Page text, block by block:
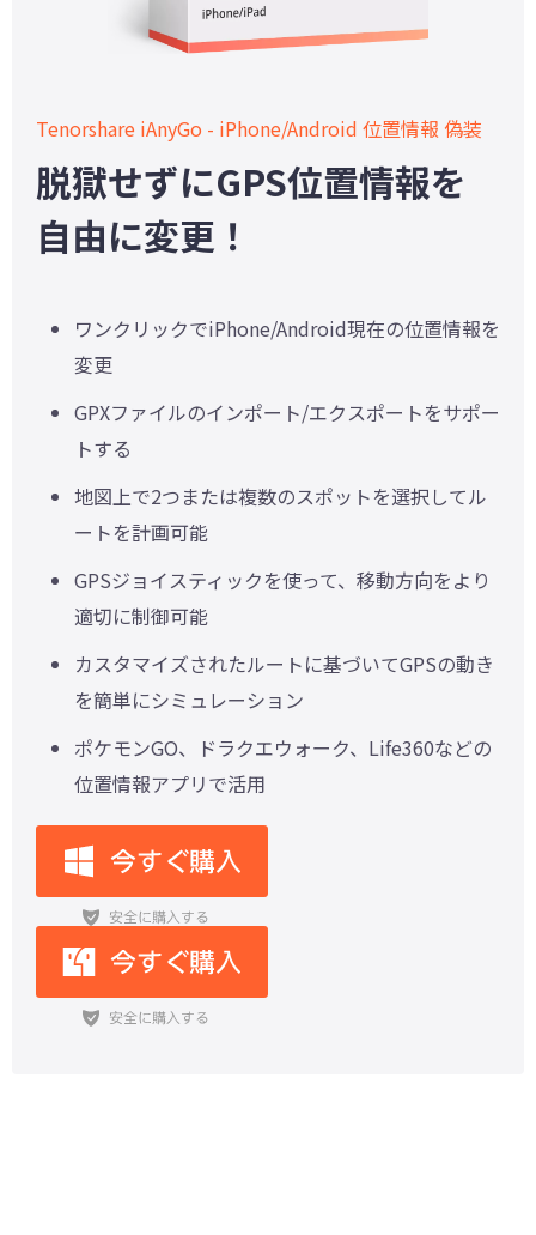
Tenorshare iAnyGo - iPhone/Android 位置情報 偽装
脱獄せずにGPS位置情報を
自由に変更！
ワンクリックでiPhone/Android現在の位置情報を
変更
GPXファイルのインポート/エクスポートをサポー
トする
地図上で2つまたは複数のスポットを選択してル
ートを計画可能
GPSジョイスティックを使って、移動方向をより
適切に制御可能
カスタマイズされたルートに基づいてGPSの動き
を簡単にシミュレーション
ポケモンGO、ドラクエウォーク、Life360などの
位置情報アプリで活用